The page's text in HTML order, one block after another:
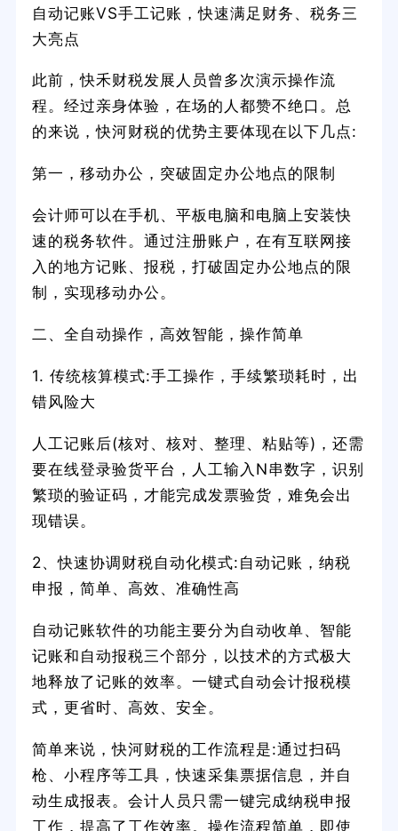
自动记账VS手工记账，快速满足财务、税务三
大亮点
此前，快禾财税发展人员曾多次演示操作流
程。经过亲身体验，在场的人都赞不绝口。总
的来说，快河财税的优势主要体现在以下几点:
第一，移动办公，突破固定办公地点的限制
会计师可以在手机、平板电脑和电脑上安装快
速的税务软件。通过注册账户，在有互联网接
入的地方记账、报税，打破固定办公地点的限
制，实现移动办公。
二、全自动操作，高效智能，操作简单
1. 传统核算模式:手工操作，手续繁琐耗时，出
错风险大
人工记账后(核对、核对、整理、粘贴等)，还需
要在线登录验货平台，人工输入N串数字，识别
繁琐的验证码，才能完成发票验货，难免会出
现错误。
2、快速协调财税自动化模式:自动记账，纳税
申报，简单、高效、准确性高
自动记账软件的功能主要分为自动收单、智能
记账和自动报税三个部分，以技术的方式极大
地释放了记账的效率。一键式自动会计报税模
式，更省时、高效、安全。
简单来说，快河财税的工作流程是:通过扫码
枪、小程序等工具，快速采集票据信息，并自
动生成报表。会计人员只需一键完成纳税申报
工作，提高了工作效率。操作流程简单，即使